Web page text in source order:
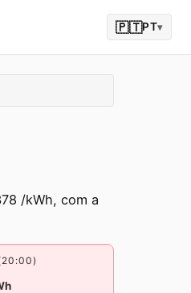
🇵🇹PT▾
/kWh, com a